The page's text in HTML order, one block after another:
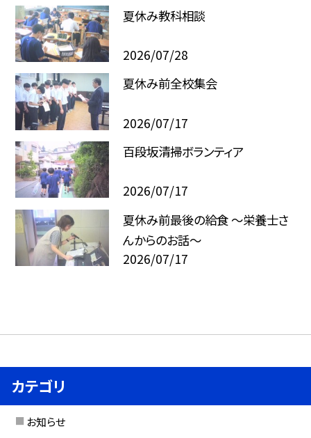
夏休み教科相談
2026/07/28
夏休み前全校集会
2026/07/17
百段坂清掃ボランティア
2026/07/17
夏休み前最後の給食 ～栄養士さ
んからのお話～
2026/07/17
カテゴリ
お知らせ